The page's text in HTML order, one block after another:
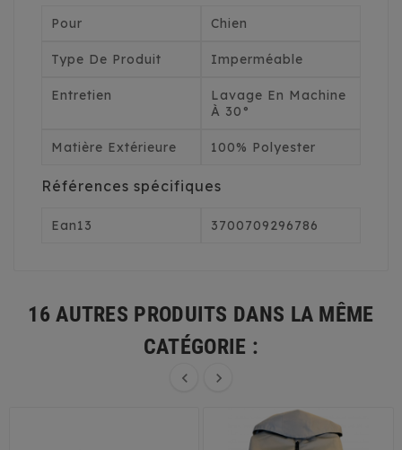
Pour Chien
Type De Produit Imperméable
Entretien
Lavage En Machine
À 30°
Matière Extérieure 100% Polyester
Références spécifiques
Ean13 3700709296786
16 AUTRES PRODUITS DANS LA MÊME
CATÉGORIE :
 